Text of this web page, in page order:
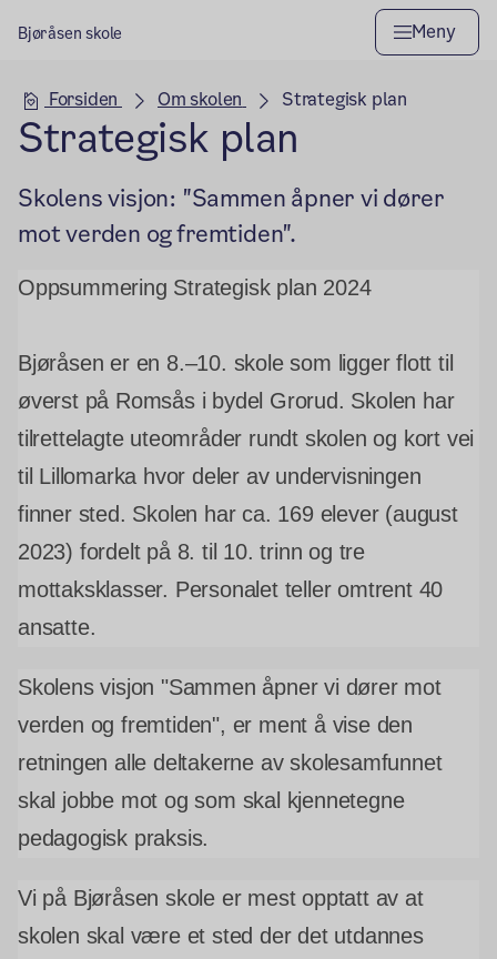
Bjøråsen skole Meny
Hovedseksjon
Forsiden Om skolen Strategisk plan
Strategisk plan
Skolens visjon: "Sammen åpner vi dører
mot verden og fremtiden".
Oppsummering Strategisk plan 2024
Bjøråsen er en 8.–10. skole som ligger flott til
øverst på Romsås i bydel Grorud. Skolen har
tilrettelagte uteområder rundt skolen og kort vei
til Lillomarka hvor deler av undervisningen
finner sted. Skolen har ca. 169 elever (august
2023) fordelt på 8. til 10. trinn og tre
mottaksklasser. Personalet teller omtrent 40
ansatte.
Skolens visjon "Sammen åpner vi dører mot
verden og fremtiden", er ment å vise den
retningen alle deltakerne av skolesamfunnet
skal jobbe mot og som skal kjennetegne
pedagogisk praksis.
Vi på Bjøråsen skole er mest opptatt av at
skolen skal være et sted der det utdannes